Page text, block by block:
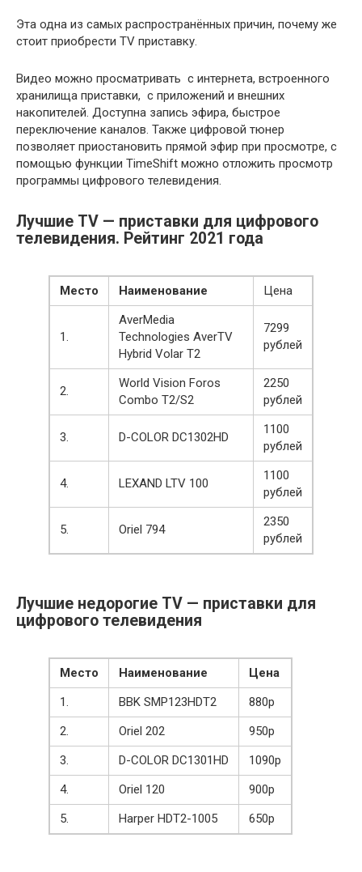
Эта одна из самых распространённых причин, почему же
стоит приобрести TV приставку.
Видео можно просматривать с интернета, встроенного
хранилища приставки, с приложений и внешних
накопителей. Доступна запись эфира, быстрое
переключение каналов. Также цифровой тюнер
позволяет приостановить прямой эфир при просмотре, с
помощью функции TimeShift можно отложить просмотр
программы цифрового телевидения.
Лучшие TV — приставки для цифрового
телевидения. Рейтинг 2021 года
Место Наименование Цена
1.
AverMedia
Technologies AverTV
Hybrid Volar T2
7299
рублей
2.
World Vision Foros
Combo T2/S2
2250
рублей
3. D-COLOR DC1302HD
1100
рублей
4. LEXAND LTV 100
1100
рублей
5. Oriel 794
2350
рублей
Лучшие недорогие TV — приставки для
цифрового телевидения
Место Наименование
Цена
1.
BBK SMP123HDT2
880p
2.
Oriel 202
950p
3.
D-COLOR DC1301HD
1090p
4.
Oriel 120
900p
5.
Harper HDT2-1005 650p